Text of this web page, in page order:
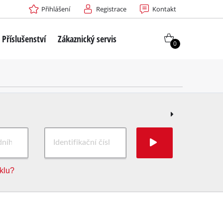
Přihlášení Registrace Kontakt
Příslušenství Zákaznický servis 0